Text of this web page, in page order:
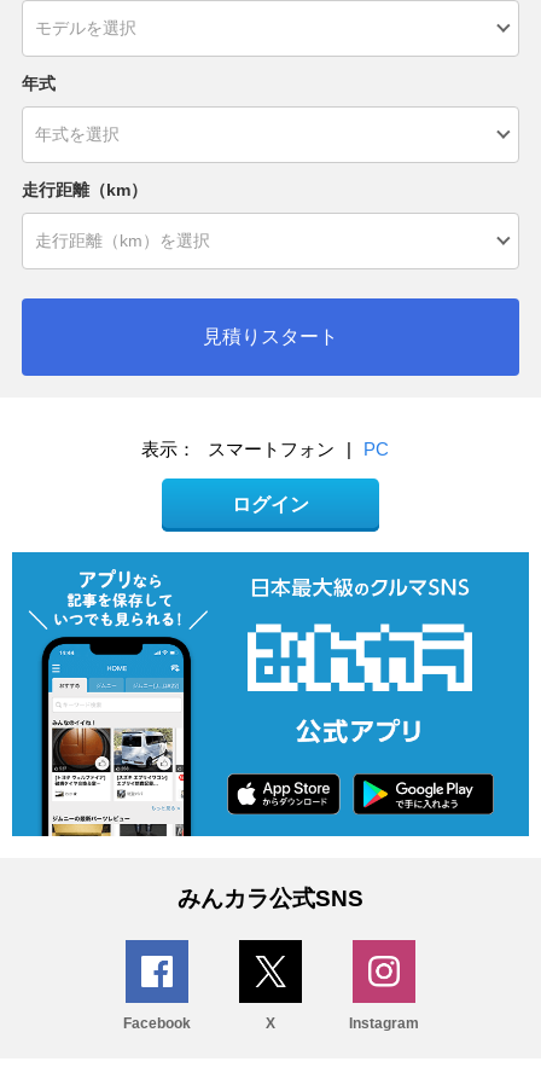
年式
走行距離（km）
見積りスタート
表示： スマートフォン | PC
ログイン
みんカラ公式SNS
Facebook X Instagram